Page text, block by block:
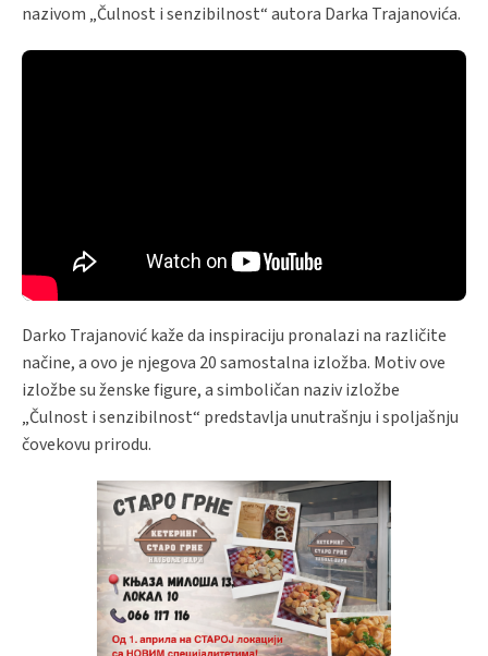
nazivom „Čulnost i senzibilnost“ autora Darka Trajanovića.
Darko Trajanović kaže da inspiraciju pronalazi na različite
načine, a ovo je njegova 20 samostalna izložba. Motiv ove
izložbe su ženske figure, a simboličan naziv izložbe
„Čulnost i senzibilnost“ predstavlja unutrašnju i spoljašnju
čovekovu prirodu.